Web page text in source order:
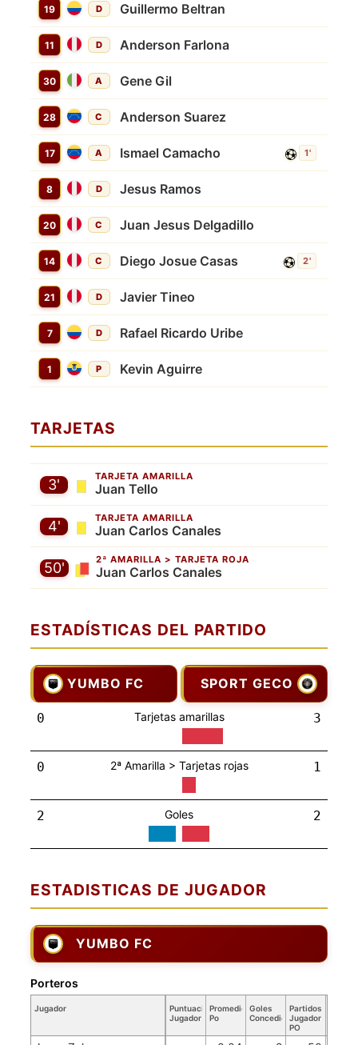
19 D Guillermo Beltran
11 D Anderson Farlona
30 A Gene Gil
28 C Anderson Suarez
17 A Ismael Camacho 1'
8 D Jesus Ramos
20 C Juan Jesus Delgadillo
14 C Diego Josue Casas 2'
21 D Javier Tineo
7 D Rafael Ricardo Uribe
1 P Kevin Aguirre
TARJETAS
TARJETA AMARILLA
Juan Tello
3'
TARJETA AMARILLA
Juan Carlos Canales
4'
2ª AMARILLA > TARJETA ROJA
Juan Carlos Canales
50'
ESTADÍSTICAS DEL PARTIDO
YUMBO FC SPORT GECO
0 Tarjetas amarillas 3
0 2ª Amarilla > Tarjetas rojas 1
2 Goles 2
ESTADISTICAS DE JUGADOR
YUMBO FC
Jugador
Puntuación
Jugador
Promedio
Po
Goles
Concedidos
Partidos
Jugador
PO
Porteros